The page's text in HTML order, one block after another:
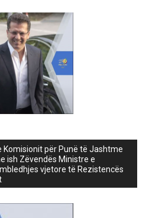
Komisionit për Punë të Jashtme
ish Zëvendës Ministre e
vjetore të Rezistencës